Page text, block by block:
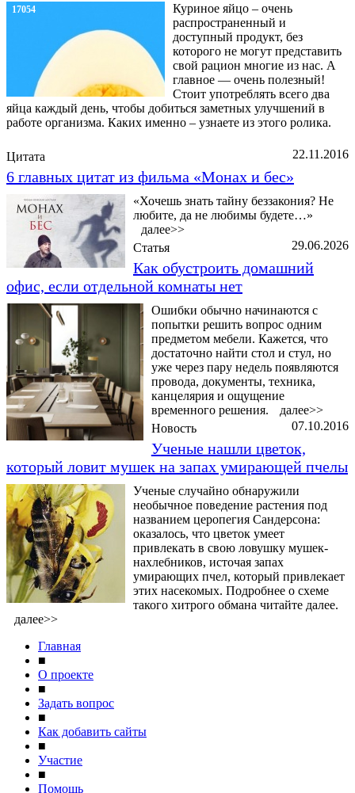
17054
Куриное яйцо – очень
распространенный и
доступный продукт, без
которого не могут представить
свой рацион многие из нас. А
главное — очень полезный!
Стоит употреблять всего два
яйца каждый день, чтобы добиться заметных улучшений в
работе организма. Каких именно – узнаете из этого ролика.
22.11.2016
Цитата
6 главных цитат из фильма «Монах и бес»
«Хочешь знать тайну беззакония? Не
любите, да не любимы будете…»
далее>>
29.06.2026
Статья
Как обустроить домашний
офис, если отдельной комнаты нет
Ошибки обычно начинаются с
попытки решить вопрос одним
предметом мебели. Кажется, что
достаточно найти стол и стул, но
уже через пару недель появляются
провода, документы, техника,
канцелярия и ощущение
временного решения.
далее>>
07.10.2016
Новость
Ученые нашли цветок,
который ловит мушек на запах умирающей пчелы
Ученые случайно обнаружили
необычное поведение растения под
названием церопегия Сандерсона:
оказалось, что цветок умеет
привлекать в свою ловушку мушек-
нахлебников, источая запах
умирающих пчел, который привлекает
этих насекомых. Подробнее о схеме
такого хитрого обмана читайте далее.
далее>>
Главная
■
О проекте
■
Задать вопрос
■
Как добавить сайты
■
Участие
■
Помощь